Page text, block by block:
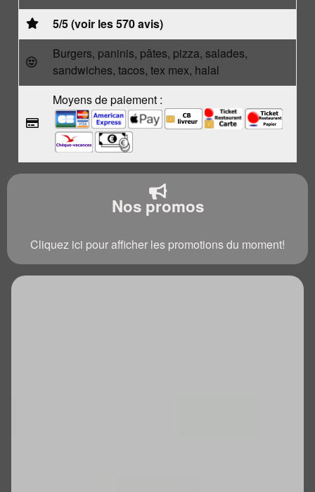
5/5 (voir les 570 avis)
Burgers, paninis, pâtes, pizza, salades,
sandwiches, tacos, tex mex, halal
Moyens de paiement :
Nos promos
Cliquez ici pour afficher les promotions du moment!